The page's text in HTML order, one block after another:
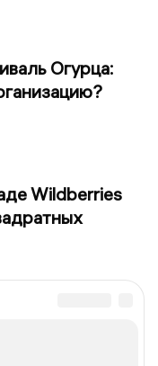
Огурца:
Wildberries